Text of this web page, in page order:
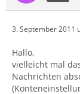
3. September 2011
Hallo,
vielleicht mal
Nachrichten